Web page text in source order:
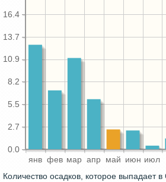
янв фев мар апр май июн июл
0.0
2.7
5.5
8.2
10.9
13.7
16.4
Количество осадков, которое выпадает